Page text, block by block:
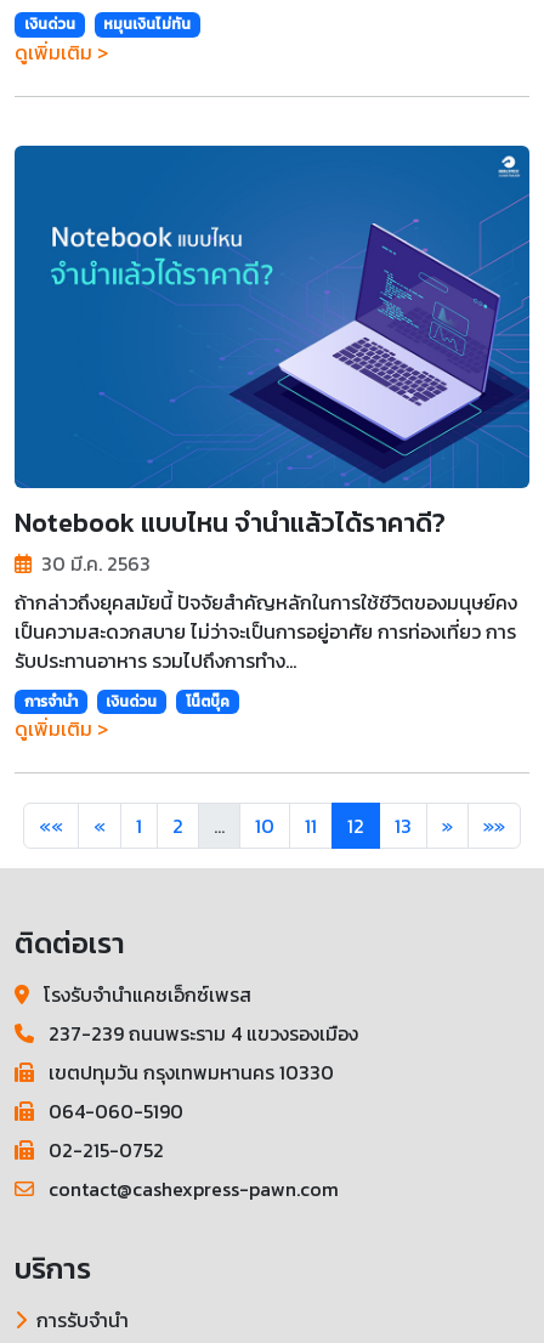
เงินด่วน หมุนเงินไม่ทัน
ดูเพิ่มเติม >
Notebook แบบไหน จำนำแล้วได้ราคาดี?
30 มี.ค. 2563
ถ้ากล่าวถึงยุคสมัยนี้ ปัจจัยสำคัญหลักในการใช้ชีวิตของมนุษย์คง
เป็นความสะดวกสบาย ไม่ว่าจะเป็นการอยู่อาศัย การท่องเที่ยว การ
รับประทานอาหาร รวมไปถึงการทำง...
การจำนำ เงินด่วน โน็ตบุ๊ค
ดูเพิ่มเติม >
«« « 1 2 ... 10 11 12 13 » »»
ติดต่อเรา
โรงรับจำนำแคชเอ็กซ์เพรส
237-239 ถนนพระราม 4 แขวงรองเมือง
เขตปทุมวัน กรุงเทพมหานคร 10330
064-060-5190
02-215-0752
contact@cashexpress-pawn.com
บริการ
การรับจำนำ